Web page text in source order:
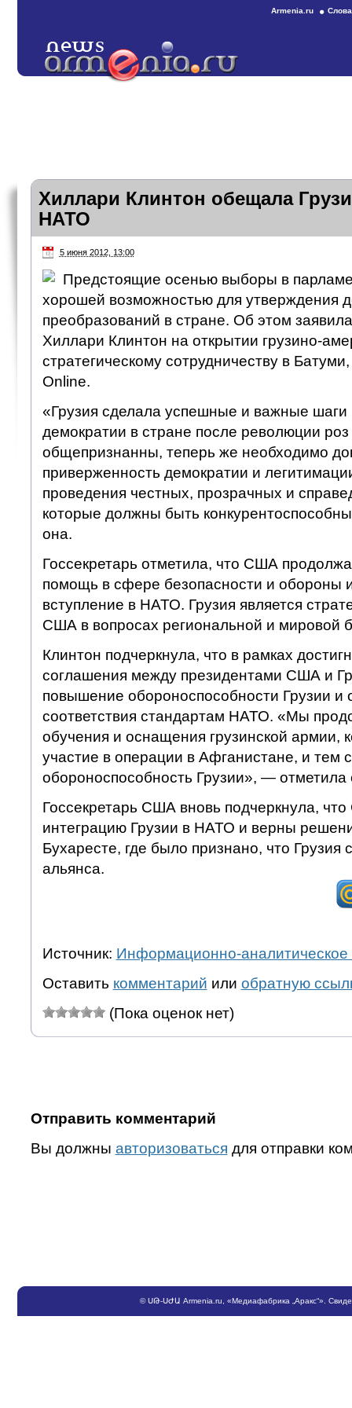
Armenia.ru
Хиллари Клинтон обещала
НАТО
5 июня 2012, 13:00
Предстоящие осенью выборы в
хорошей возможностью для утверждения
преобразований в стране. Об этом
Хиллари Клинтон на открытии грузино-
стратегическому сотрудничеству в
Online.
«Грузия сделала успешные и важные шаги
демократии в стране после революции роз
общепризнанны, теперь же необходимо
приверженность демократии и
проведения честных, прозрачных и
которые должны быть
она.
Госсекретарь отметила, что США
помощь в сфере безопасности и обороны
вступление в НАТО. Грузия является
США в вопросах региональной и мировой
Клинтон подчеркнула, что в рамках
соглашения между президентами США и
повышение обороноспособности Грузии и
соответствия стандартам НАТО. «Мы
обучения и оснащения грузинской армии,
участие в операции в Афганистане, и
обороноспособность Грузии», — отметила
Госсекретарь США вновь подчеркнула,
интеграцию Грузии в НАТО и верны
Бухаресте, где было признано, что Грузия
альянса.
Источник: Информационно-аналитическое
Оставить комментарий или обратную
(Пока оценок нет)
Отправить комментарий
Вы должны авторизоваться для отправки
©ՍԹ-ՍԺԱ Armenia.ru , «Медиафабрика „Аракс“».